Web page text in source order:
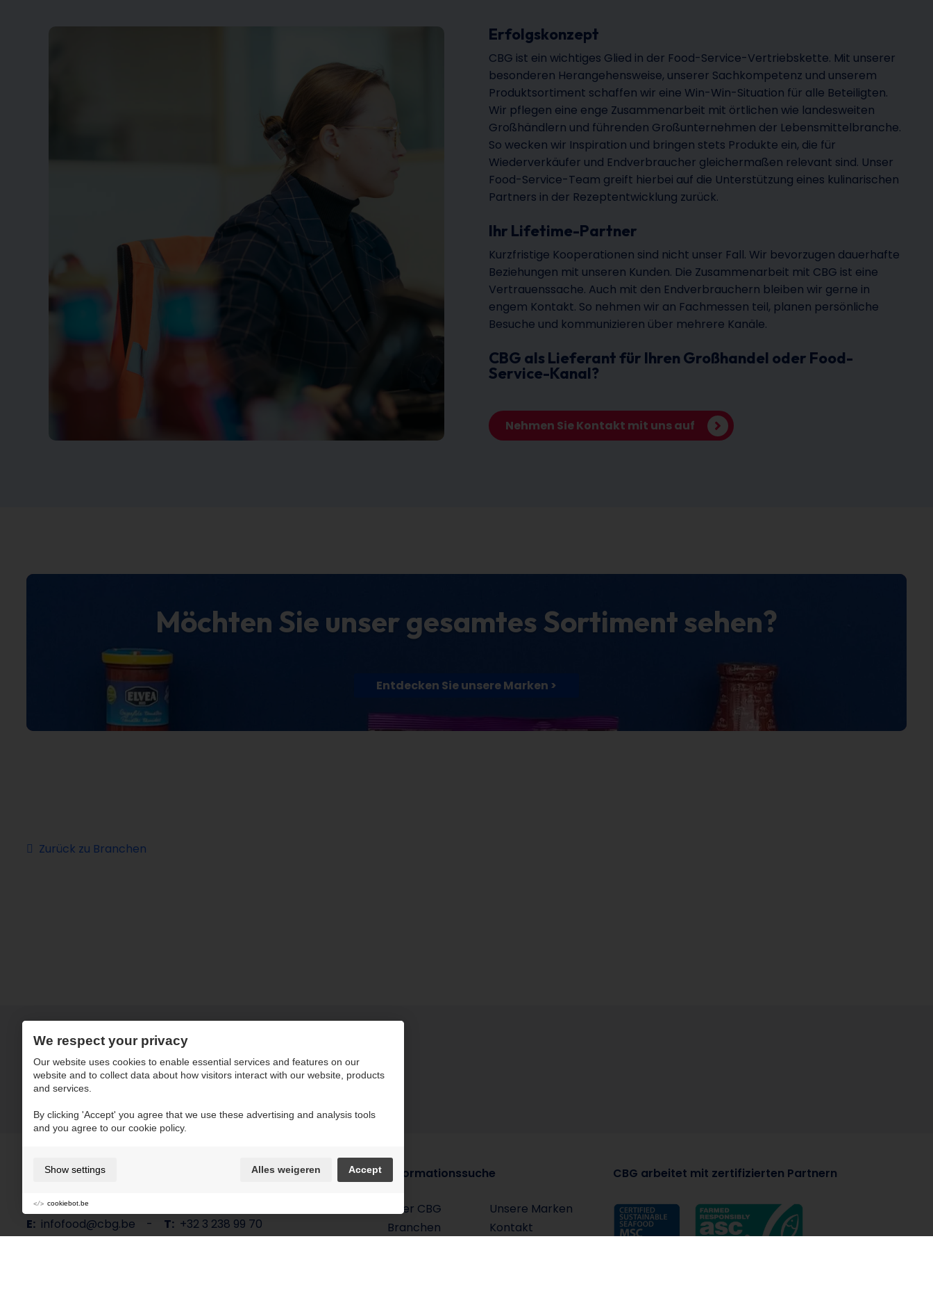
Erfolgskonzept
CBG ist ein wichtiges Glied in der Food-Service-Vertriebskette. Mit unserer
besonderen Herangehensweise, unserer Sachkompetenz und unserem
Produktsortiment schaffen wir eine Win-Win-Situation für alle Beteiligten.
Wir pflegen eine enge Zusammenarbeit mit örtlichen wie landesweiten
Großhändlern und führenden Großunternehmen der Lebensmittelbranche.
So wecken wir Inspiration und bringen stets Produkte ein, die für
Wiederverkäufer und Endverbraucher gleichermaßen relevant sind. Unser
Food-Service-Team greift hierbei auf die Unterstützung eines kulinarischen
Partners in der Rezeptentwicklung zurück.
Ihr Lifetime-Partner
Kurzfristige Kooperationen sind nicht unser Fall. Wir bevorzugen dauerhafte
Beziehungen mit unseren Kunden. Die Zusammenarbeit mit CBG ist eine
Vertrauenssache. Auch mit den Endverbrauchern bleiben wir gerne in
engem Kontakt. So nehmen wir an Fachmessen teil, planen persönliche
Besuche und kommunizieren über mehrere Kanäle.
CBG als Lieferant für Ihren Großhandel oder Food-
Service-Kanal?
Nehmen Sie Kontakt mit uns auf
Möchten Sie unser gesamtes Sortiment sehen?
Entdecken Sie unsere Marken >
Zurück zu Branchen
Boomsesteenweg 28
E: infofood@cbg.be - T: +32 3 238 99 70
Informationssuche
Über CBG
Branchen
Unsere Marken
Kontakt
CBG arbeitet mit zertifizierten Partnern
We respect your privacy
Our website uses cookies to enable essential services and features on our
website and to collect data about how visitors interact with our website, products
and services.
By clicking 'Accept' you agree that we use these advertising and analysis tools
and you agree to our cookie policy.
Show settings Alles weigeren Accept
cookiebot.be